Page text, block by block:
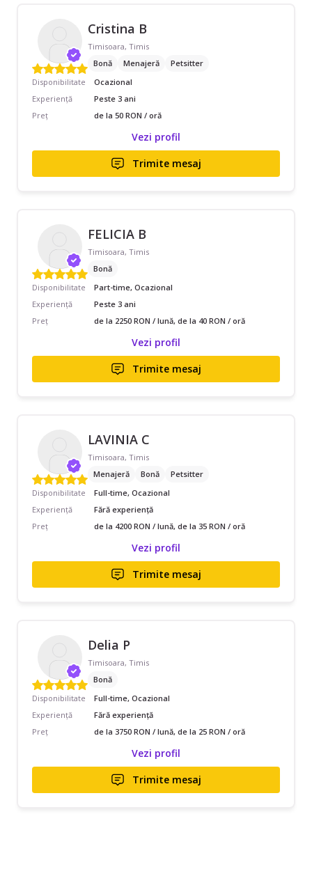
Cristina B
Timisoara, Timis
Bonă
Menajeră
Petsitter
Disponibilitate
Ocazional
Experiență
Peste 3 ani
Preț
de la 50 RON / oră
Vezi profil
Trimite mesaj
FELICIA B
Timisoara, Timis
Bonă
Disponibilitate
Part-time, Ocazional
Experiență
Peste 3 ani
Preț
de la 2250 RON / lună, de la 40 RON / oră
Vezi profil
Trimite mesaj
LAVINIA C
Timisoara, Timis
Menajeră
Bonă
Petsitter
Disponibilitate
Full-time, Ocazional
Experiență
Fără experiență
Preț
de la 4200 RON / lună, de la 35 RON / oră
Vezi profil
Trimite mesaj
Delia P
Timisoara, Timis
Bonă
Disponibilitate
Full-time, Ocazional
Experiență
Fără experiență
Preț
de la 3750 RON / lună, de la 25 RON / oră
Vezi profil
Trimite mesaj